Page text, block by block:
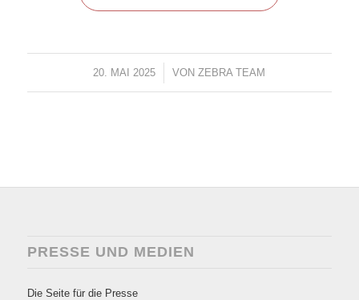
20. MAI 2025
/ VON ZEBRA TEAM
PRESSE UND MEDIEN
Die Seite für die Presse